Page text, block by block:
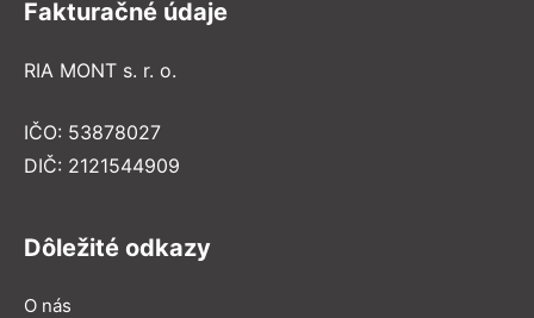
Fakturačné údaje
RIA MONT s. r. o.
IČO: 53878027
DIČ: 2121544909
Dôležité odkazy
O nás